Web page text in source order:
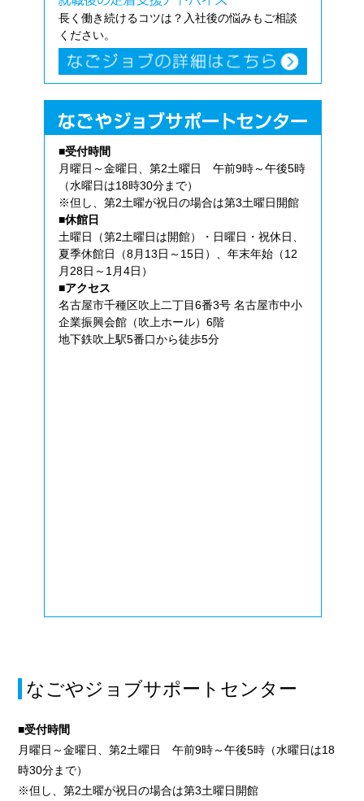
長く働き続けるコツは？入社後の悩みもご相談
ください。
■受付時間
月曜日～金曜日、第2土曜日 午前9時～午後5時
（水曜日は18時30分まで）
※但し、第2土曜が祝日の場合は第3土曜日開館
■休館日
土曜日（第2土曜日は開館）・日曜日・祝休日、
夏季休館日（8月13日～15日）、年末年始（12
月28日～1月4日）
■アクセス
名古屋市千種区吹上二丁目6番3号 名古屋市中小
企業振興会館（吹上ホール）6階
地下鉄吹上駅5番口から徒歩5分
なごやジョブサポートセンター
■受付時間
月曜日～金曜日、第2土曜日 午前9時～午後5時（水曜日は18
時30分まで）
※但し、第2土曜が祝日の場合は第3土曜日開館